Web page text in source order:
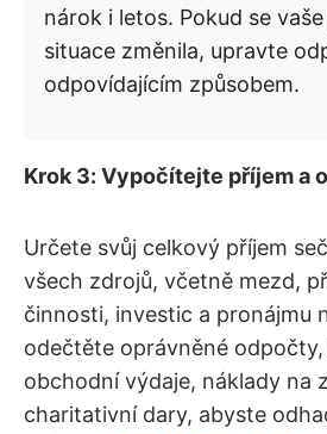
nárok i letos. Pokud se
situace změnila, upravte
odpovídajícím způsobem.
Krok 3: Vypočítejte příjem a
Určete svůj celkový příjem
všech zdrojů, včetně mezd,
činnosti, investic a pronájmu
odečtěte oprávněné odpočty,
obchodní výdaje, náklady na
charitativní dary, abyste